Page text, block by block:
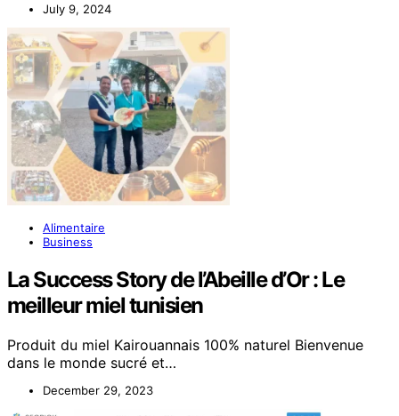
July 9, 2024
Alimentaire
Business
La Success Story de l’Abeille d’Or : Le
meilleur miel tunisien
Produit du miel Kairouannais 100% naturel Bienvenue
dans le monde sucré et…
December 29, 2023